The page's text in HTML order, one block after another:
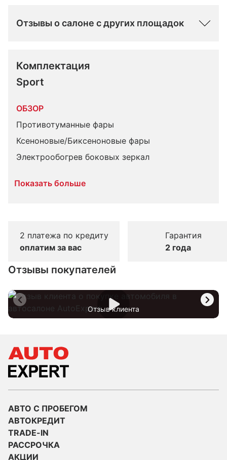
Отзывы о салоне с других площадок
Комплектация
Sport
ОБЗОР
Противотуманные фары
Ксеноновые/Биксеноновые фары
Электрообогрев боковых зеркал
Показать больше
2 платежа по кредиту
оплатим за вас
Гарантия
2 года
Отзывы покупателей
Отзыв клиента
АВТО С ПРОБЕГОМ
АВТОКРЕДИТ
TRADE-IN
РАССРОЧКА
АКЦИИ